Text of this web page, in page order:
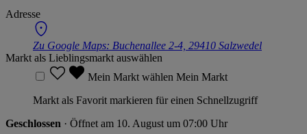
Adresse
Zu Google Maps: Buchenallee 2-4, 29410 Salzwedel
Markt als Lieblingsmarkt auswählen
Mein Markt wählen Mein Markt
Markt als Favorit markieren für einen Schnellzugriff
Geschlossen · Öffnet am 10. August um 07:00 Uhr